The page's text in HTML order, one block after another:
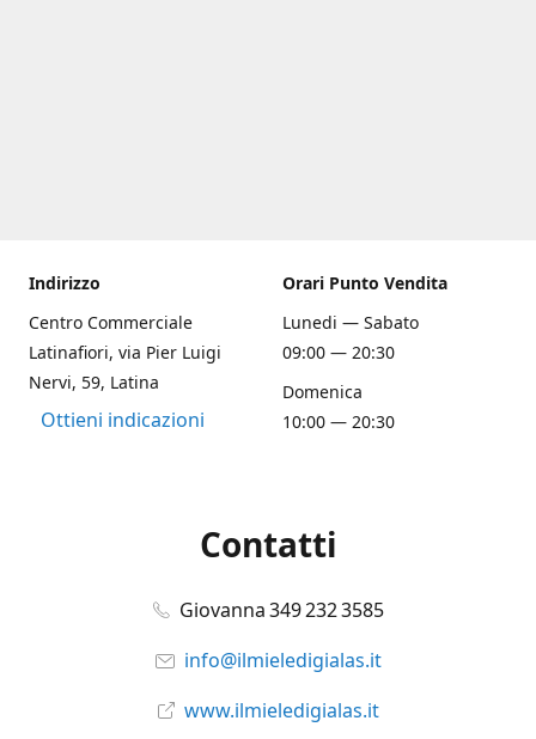
Indirizzo
Centro Commerciale
Latinafiori, via Pier Luigi
Nervi, 59, Latina
Ottieni indicazioni
Orari Punto Vendita
Lunedi — Sabato
09:00 — 20:30
Domenica
10:00 — 20:30
Contatti
Giovanna 349 232 3585
info@ilmieledigialas.it
www.ilmieledigialas.it